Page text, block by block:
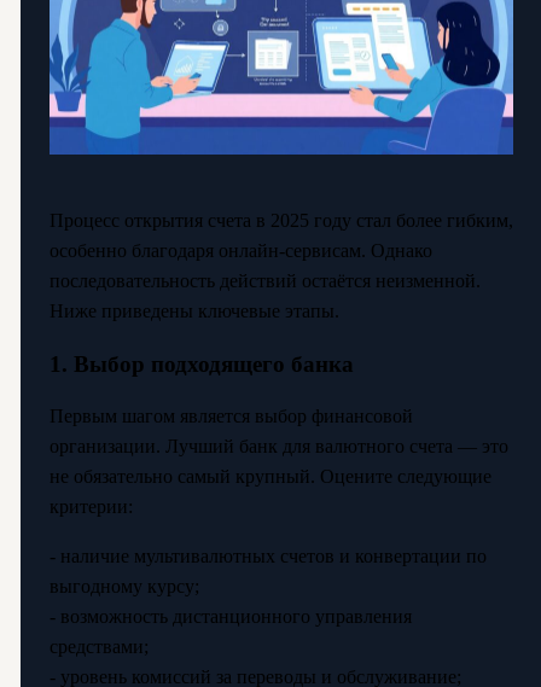
Процесс открытия счета в 2025 году стал более гибким,
особенно благодаря онлайн-сервисам. Однако
последовательность действий остаётся неизменной.
Ниже приведены ключевые этапы.
1. Выбор подходящего банка
Первым шагом является выбор финансовой
организации. Лучший банк для валютного счета — это
не обязательно самый крупный. Оцените следующие
критерии:
- наличие мультивалютных счетов и конвертации по
выгодному курсу;
- возможность дистанционного управления
средствами;
- уровень комиссий за переводы и обслуживание;